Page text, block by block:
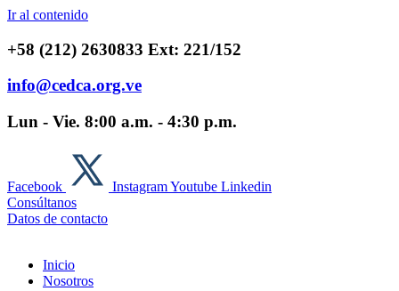
Ir al contenido
+58 (212) 2630833 Ext: 221/152
info@cedca.org.ve
Lun - Vie. 8:00 a.m. - 4:30 p.m.
Facebook InstagramYoutube Linkedin
Consúltanos
Datos de contacto
Inicio
Nosotros